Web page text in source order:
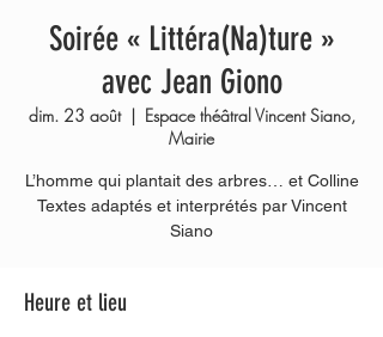
Soirée « Littéra(Na)ture »
avec Jean Giono
dim. 23 août
  |
Espace théâtral Vincent Siano,
Mairie
L’homme qui plantait des arbres… et Colline
Textes adaptés et interprétés par Vincent
Siano
Heure et lieu